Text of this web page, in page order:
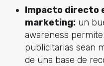
Impacto directo
marketing:un
awareness
publicitarias sean
de una base de